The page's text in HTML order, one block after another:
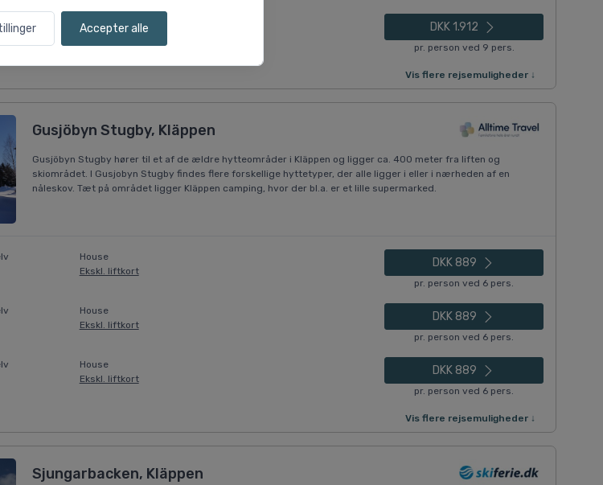
Accepter alle
Ekskl. liftkort
DKK 1.912
pr. person ved 9 pers.
Vis flere rejsemuligheder ↓
Gusjöbyn Stugby, Kläppen
Gusjöbyn Stugby hører til et af de ældre hytteområder i Kläppen og ligger ca. 400 meter fra liften og
skiområdet. I Gusjobyn Stugby findes flere forskellige hyttetyper, der alle ligger i eller i nærheden af en
nåleskov. Tæt på området ligger Kläppen camping, hvor der bl.a. er et lille supermarked.
House
Ekskl. liftkort
DKK 889
pr. person ved 6 pers.
House
Ekskl. liftkort
DKK 889
pr. person ved 6 pers.
House
Ekskl. liftkort
DKK 889
pr. person ved 6 pers.
Vis flere rejsemuligheder ↓
Sjungarbacken, Kläppen